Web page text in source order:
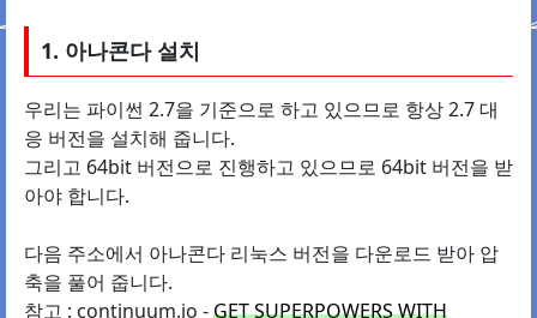
1. 아나콘다 설치
우리는 파이썬 2.7을 기준으로 하고 있으므로 항상 2.7 대
응 버전을 설치해 줍니다.
그리고 64bit 버전으로 진행하고 있으므로 64bit 버전을 받
아야 합니다.
다음 주소에서 아나콘다 리눅스 버전을 다운로드 받아 압
축을 풀어 줍니다.
참고 : continuum.io -GET SUPERPOWERS WITH